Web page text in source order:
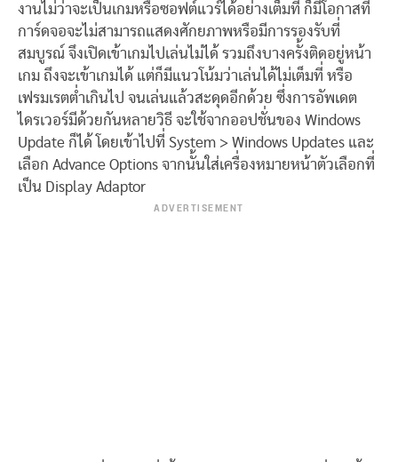
งานไม่ว่าจะเป็นเกมหรือซอฟต์แวร์ได้อย่างเต็มที่ ก็มีโอกาสที่
การ์ดจอจะไม่สามารถแสดงศักยภาพหรือมีการรองรับที่
สมบูรณ์ จึงเปิดเข้าเกมไปเล่นไม่ได้ รวมถึงบางครั้งติดอยู่หน้า
เกม ถึงจะเข้าเกมได้ แต่ก็มีแนวโน้มว่าเล่นได้ไม่เต็มที่ หรือ
เฟรมเรตต่ำเกินไป จนเล่นแล้วสะดุดอีกด้วย ซึ่งการอัพเดต
ไดรเวอร์มีด้วยกันหลายวิธี จะใช้จากออปชั่นของ Windows
Update ก็ได้ โดยเข้าไปที่ System > Windows Updates และ
เลือก Advance Options จากนั้นใส่เครื่องหมายหน้าตัวเลือกที่
เป็น Display Adaptor
ADVERTISEMENT